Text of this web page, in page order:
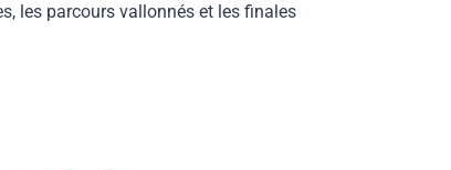
les parcours vallonnés et les finales